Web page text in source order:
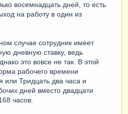
восемнадцать дней, то есть
на работу в один из
случае сотрудник имеет
дневную ставку, ведь
это вовсе не так. В этой
рабочего времени
или Тридцать два часа и
дней вместо двадцати
часов.